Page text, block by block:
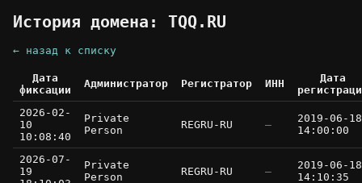
История домена: TQQ.RU
← назад к списку
Дата
фиксации
Администратор Регистратор ИНН
Дата
2026-02-
10
10:08:40
Private
Person
REGRU-RU —
2019-06-18
14:00:00
2026-07-
19
Private
Person
REGRU-RU —
2019-06-18
14:10:35